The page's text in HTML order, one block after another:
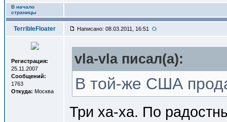
В начало
страницы
TerribleFloater Написано: 08.03.2011, 16:51
Регистрация:
25.11.2007
Сообщений:
1763
Откуда: Москва
vla-vla писал(a):
В той-же США
Три ха-ха. По